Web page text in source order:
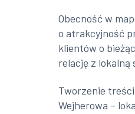
Obecność w
o atrakcyjność
klientów o
relację z lokalną
Tworzenie
Wejherowa –